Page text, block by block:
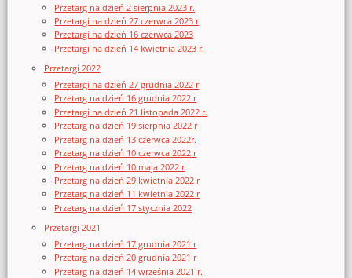
Przetarg na dzień 2 sierpnia 2023 r.
Przetargi na dzień 27 czerwca 2023 r
Przetargi na dzień 16 czerwca 2023
Przetargi na dzień 14 kwietnia 2023 r.
Przetargi 2022
Przetargi na dzień 27 grudnia 2022 r
Przetarg na dzień 16 grudnia 2022 r
Przetargi na dzień 21 listopada 2022 r.
Przetarg na dzień 19 sierpnia 2022 r
Przetarg na dzień 13 czerwca 2022r.
Przetarg na dzień 10 czerwca 2022 r
Przetarg na dzień 10 maja 2022 r
Przetarg na dzień 29 kwietnia 2022 r
Przetarg na dzień 11 kwietnia 2022 r
Przetarg na dzień 17 stycznia 2022
Przetargi 2021
Przetarg na dzień 17 grudnia 2021 r
Przetarg na dzień 20 grudnia 2021 r
Przetarg na dzień 14 września 2021 r.